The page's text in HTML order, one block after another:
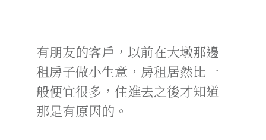
有朋友的客戶，以前在大墩那邊
租房子做小生意，房租居然比一
般便宜很多，住進去之後才知道
那是有原因的。